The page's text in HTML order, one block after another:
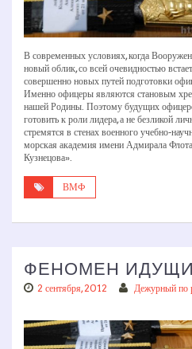
В современных условиях, когда
новый облик, со всей очевидностью
совершенно новых путей подготовки
Именно офицеры являются становым
нашей Родины. Поэтому будущих
готовить к роли лидера, а не безликой
стремятся в стенах военного учебно-
морская академия имени Адмирала
Кузнецова».
ВМФ
ФЕНОМЕН
2 сентября, 2012 Дежурный по